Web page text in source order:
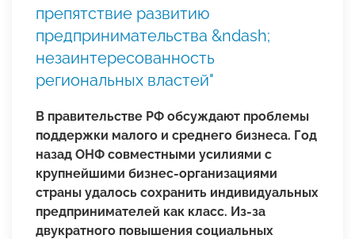
препятствие развитию
предпринимательства &ndash;
незаинтересованность
региональных властей"
В правительстве РФ обсуждают проблемы
поддержки малого и среднего бизнеса. Год
назад ОНФ совместными усилиями с
крупнейшими бизнес-организациями
страны удалось сохранить индивидуальных
предпринимателей как класс. Из-за
двукратного повышения социальных